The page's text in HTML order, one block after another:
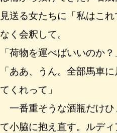
見送る女たちに「私はこ
なく会釈して。
「荷物を運べばいいのか？
「ああ、うん。全部馬車
てくれって」
一番重そうな酒瓶だけひ
て小脇に抱え直す。ルデ